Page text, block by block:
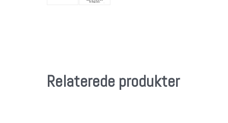
Relaterede produkter